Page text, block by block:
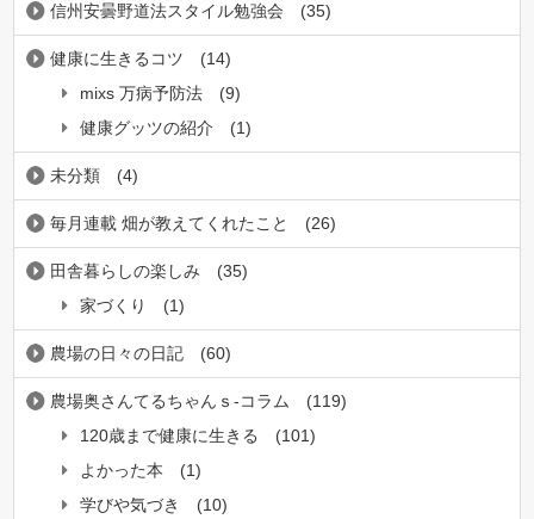
信州安曇野道法スタイル勉強会 (35)
健康に生きるコツ
(14)
mixs 万病予防法
(9)
健康グッツの紹介
(1)
未分類 (4)
毎月連載 畑が教えてくれたこと (26)
田舎暮らしの楽しみ
(35)
家づくり
(1)
農場の日々の日記 (60)
農場奥さんてるちゃんｓ-コラム
(119)
120歳まで健康に生きる
(101)
よかった本
(1)
学びや気づき
(10)